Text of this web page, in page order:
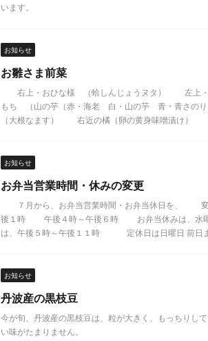
います。
お知らせ
お雛さま前菜
右上・おひな様 （蛤しんじょうヌタ） 左上
もち （山の芋（赤・海老 白・山の芋 青・
（大根なます） 右近の橘（卵の黄身味噌漬け）
お知らせ
お弁当営業時間・休みの変更
７月から、お弁当営業時間・お弁当休日を、
後１時 午後４時～午後６時 お弁当休みは、水曜
は、午後５時～午後１１時 定休日は日曜日 前日
お知らせ
丹波産の黒枝豆
今が旬、丹波産の黒枝豆は、粒が大きく、もっちりし
い味がたまりません。